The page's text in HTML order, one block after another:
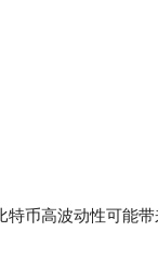
币高波动性可能带